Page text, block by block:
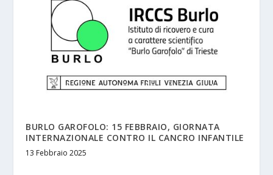
BURLO GAROFOLO: 15 FEBBRAIO, GIORNATA
INTERNAZIONALE CONTRO IL CANCRO INFANTILE
13 Febbraio 2025